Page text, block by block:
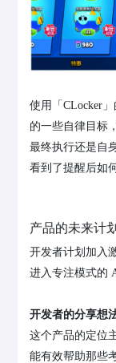
使用「CLocker
的一些自律目标
最终执行还是自
看到了提醒后如
产品的未来计
开发者计划加入
进入专注模式的
开发者的分享想
这个产品的定位
能有效帮助那些